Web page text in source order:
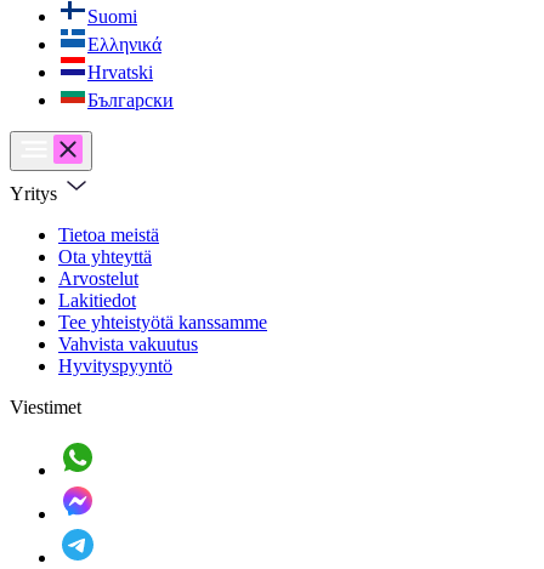
Suomi
Ελληνικά
Hrvatski
Български
Yritys
Tietoa meistä
Ota yhteyttä
Arvostelut
Lakitiedot
Tee yhteistyötä kanssamme
Vahvista vakuutus
Hyvityspyyntö
Viestimet